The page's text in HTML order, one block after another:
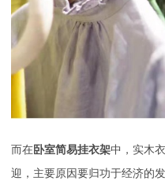
而在卧室简易挂衣架中，实木
迎，主要原因要归功于经济的